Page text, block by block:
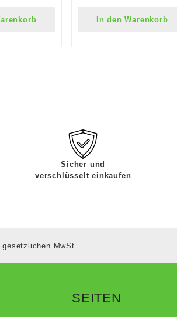
In den Warenkorb
Sicher und
verschlüsselt einkaufen
MwSt.
SEITEN